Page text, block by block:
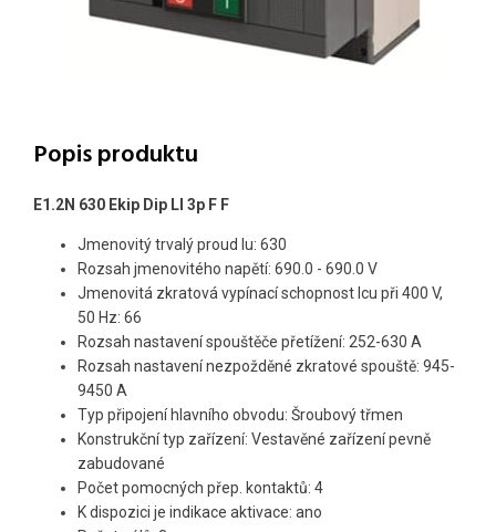
Popis produktu
E1.2N 630 Ekip Dip LI 3p F F
Jmenovitý trvalý proud Iu: 630
Rozsah jmenovitého napětí: 690.0 - 690.0 V
Jmenovitá zkratová vypínací schopnost Icu při 400 V,
50 Hz: 66
Rozsah nastavení spouštěče přetížení: 252-630 A
Rozsah nastavení nezpožděné zkratové spouště: 945-
9450 A
Typ připojení hlavního obvodu: Šroubový třmen
Konstrukční typ zařízení: Vestavěné zařízení pevně
zabudované
Počet pomocných přep. kontaktů: 4
K dispozici je indikace aktivace: ano